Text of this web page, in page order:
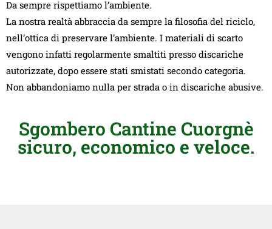
Da sempre rispettiamo l’ambiente.
La nostra realtà abbraccia da sempre la filosofia del riciclo,
nell’ottica di preservare l’ambiente. I materiali di scarto
vengono infatti regolarmente smaltiti presso discariche
autorizzate, dopo essere stati smistati secondo categoria.
Non abbandoniamo nulla per strada o in discariche abusive.
Sgombero Cantine Cuorgnè
sicuro, economico e veloce.